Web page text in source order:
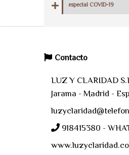
especial COVID-19
Contacto
LUZ Y CLARIDAD
Jarama - Madrid -
918415380 -